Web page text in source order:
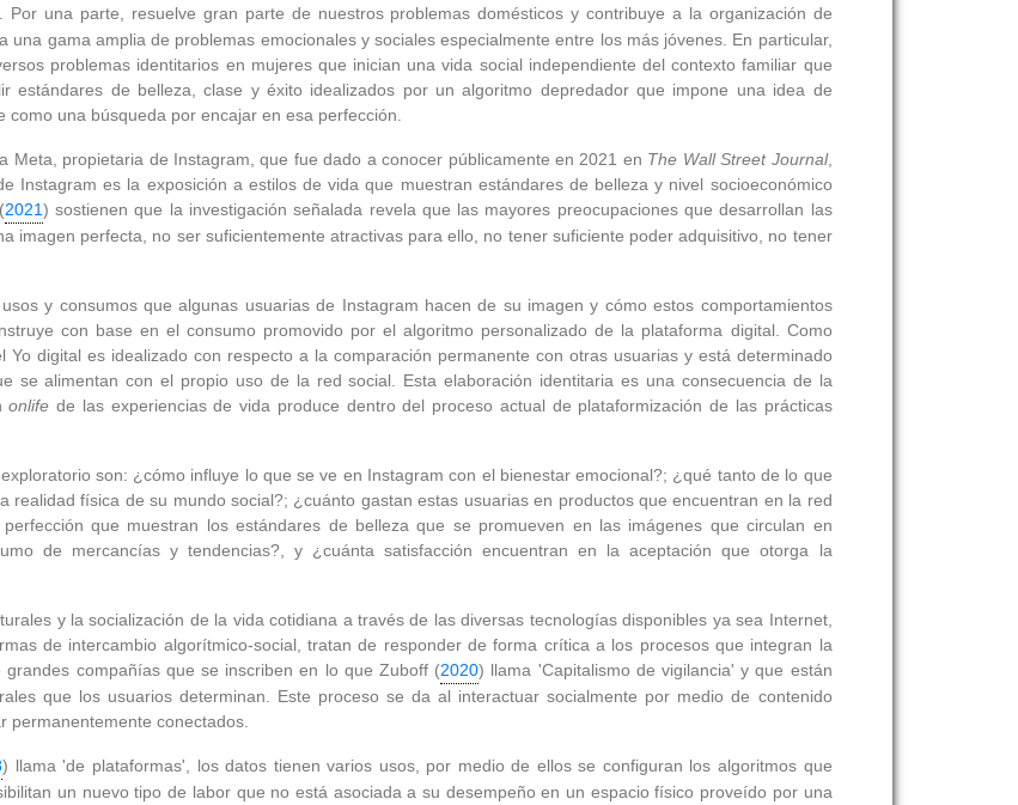
una parte, resuelve gran parte de nuestros problemas domésticos y contribuye a la organización de
una gama amplia de problemas emocionales y sociales especialmente entre los más jóvenes. En particular,
problemas identitarios en mujeres que inician una vida social independiente del contexto familiar que
estándares de belleza, clase y éxito idealizados por un algoritmo depredador que impone una idea de
una búsqueda por encajar en esa perfección.
Meta, propietaria de Instagram, que fue dado a conocer públicamente en 2021 en The Wall Street Journal,
Instagram es la exposición a estilos de vida que muestran estándares de belleza y nivel socioeconómico
2021) sostienen que la investigación señalada revela que las mayores preocupaciones que desarrollan las
imagen perfecta, no ser suficientemente atractivas para ello, no tener suficiente poder adquisitivo, no tener
y consumos que algunas usuarias de Instagram hacen de su imagen y cómo estos comportamientos
con base en el consumo promovido por el algoritmo personalizado de la plataforma digital. Como
digital es idealizado con respecto a la comparación permanente con otras usuarias y está determinado
se alimentan con el propio uso de la red social. Esta elaboración identitaria es una consecuencia de la
onlife de las experiencias de vida produce dentro del proceso actual de plataformización de las prácticas
son: ¿cómo influye lo que se ve en Instagram con el bienestar emocional?; ¿qué tanto de lo que
realidad física de su mundo social?; ¿cuánto gastan estas usuarias en productos que encuentran en la red
que muestran los estándares de belleza que se promueven en las imágenes que circulan en
de mercancías y tendencias?, y ¿cuánta satisfacción encuentran en la aceptación que otorga la
y la socialización de la vida cotidiana a través de las diversas tecnologías disponibles ya sea Internet,
de intercambio algorítmico-social, tratan de responder de forma crítica a los procesos que integran la
compañías que se inscriben en lo que Zuboff (2020) llama 'Capitalismo de vigilancia' y que están
que los usuarios determinan. Este proceso se da al interactuar socialmente por medio de contenido
permanentemente conectados.
) llama 'de plataformas', los datos tienen varios usos, por medio de ellos se configuran los algoritmos que
un nuevo tipo de labor que no está asociada a su desempeño en un espacio físico proveído por una